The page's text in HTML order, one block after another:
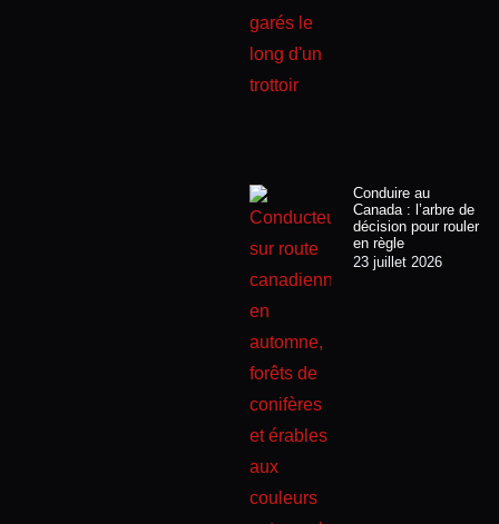
Conduire au
Canada : l’arbre de
décision pour rouler
en règle
23 juillet 2026